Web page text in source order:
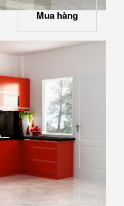
Mua hàng